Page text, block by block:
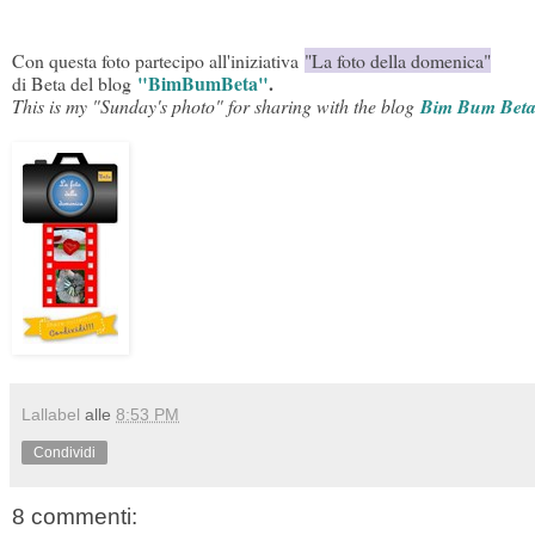
Con questa foto partecipo all'iniziativa "La foto della domenica"
di Beta del blog "BimBumBeta".
This is my "Sunday's photo" for sharing with the blog Bim Bum Beta
Lallabel alle 8:53 PM
Condividi
8 commenti: